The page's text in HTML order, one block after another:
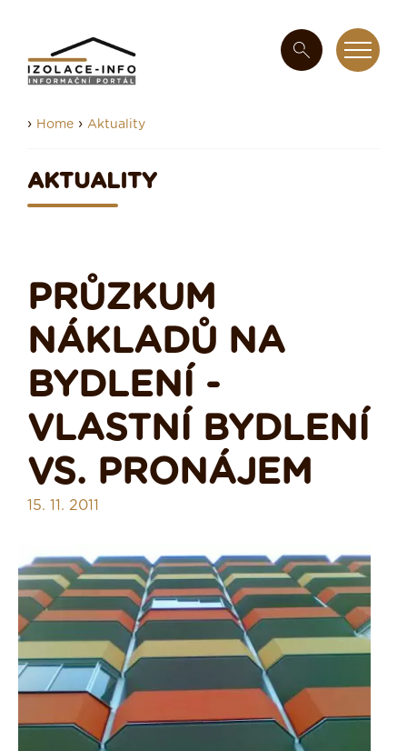
› Home › Aktuality
AKTUALITY
PRŮZKUM
NÁKLADŮ NA
BYDLENÍ -
VLASTNÍ BYDLENÍ
VS. PRONÁJEM
15. 11. 2011